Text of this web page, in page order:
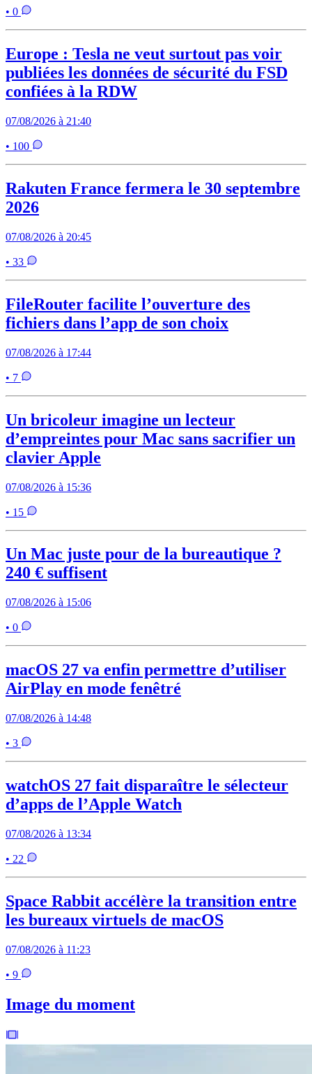
• 0
Europe : Tesla ne veut surtout pas voir
publiées les données de sécurité du FSD
confiées à la RDW
07/08/2026 à 21:40
• 100
Rakuten France fermera le 30 septembre
2026
07/08/2026 à 20:45
• 33
FileRouter facilite l’ouverture des
fichiers dans l’app de son choix
07/08/2026 à 17:44
• 7
Un bricoleur imagine un lecteur
d’empreintes pour Mac sans sacrifier un
clavier Apple
07/08/2026 à 15:36
• 15
Un Mac juste pour de la bureautique ?
240 € suffisent
07/08/2026 à 15:06
• 0
macOS 27 va enfin permettre d’utiliser
AirPlay en mode fenêtré
07/08/2026 à 14:48
• 3
watchOS 27 fait disparaître le sélecteur
d’apps de l’Apple Watch
07/08/2026 à 13:34
• 22
Space Rabbit accélère la transition entre
les bureaux virtuels de macOS
07/08/2026 à 11:23
• 9
Image du moment